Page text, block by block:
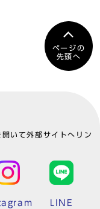
ページの
先頭へ
いて外部サイトへリン
LINE